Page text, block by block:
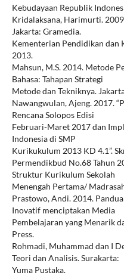
Kebudayaan Republik
Kridalaksana, Harimurti.
Jakarta: Gramedia.
Kementerian Pendidikan dan
2013.
Mahsun, M.S. 2014. Metode
Bahasa: Tahapan Strategi
Metode dan Tekniknya.
Nawangwulan, Ajeng. 2017.
Rencana Solopos Edisi
Februari-Maret 2017 dan
Indonesia di SMP
Kurikukulum 2013 KD 4.1”.
Permendikbud No.68 Tahun
Struktur Kurikulum Sekolah
Menengah Pertama/
Prastowo, Andi. 2014.
Inovatif menciptakan Media
Pembelajaran yang Menarik
Press.
Rohmadi, Muhammad dan I
Teori dan Analisis. Surakarta:
Yuma Pustaka.